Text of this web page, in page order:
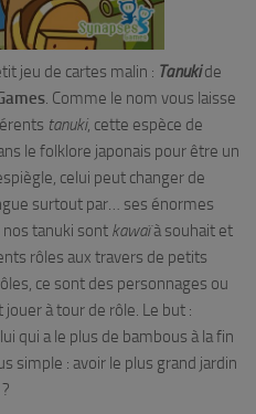
jeu de cartes malin : Tanukide
. Comme le nom vous laisse
tanuki, cette espèce de
le folklore japonais pour être un
celui peut changer de
surtout par… ses énormes
nos tanuki sont kawaïà souhait et
rôles aux travers de petits
ce sont des personnages ou
jouer à tour de rôle. Le but :
qui a le plus de bambous à la fin
simple : avoir le plus grand jardin